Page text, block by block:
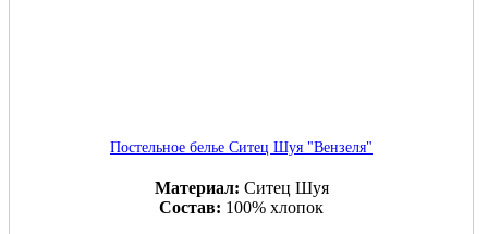
Постельное белье Ситец Шуя "Вензеля"
Материал: Ситец Шуя
Состав: 100% хлопок